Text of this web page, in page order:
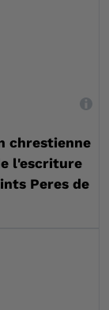
,
chrestienne
l'escriture
Peres de